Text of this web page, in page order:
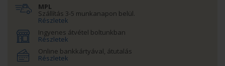
MPL
Szállítás 3-5 munkanapon belül.
Részletek
Ingyenes átvétel boltunkban
Részletek
Online bankkártyával, átutalás
Részletek